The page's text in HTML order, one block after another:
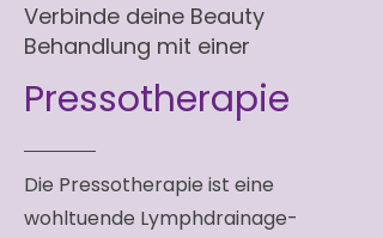
Verbinde deine Beauty
Behandlung mit einer
Pressotherapie
Die Pressotherapie ist eine
wohltuende Lymphdrainage-